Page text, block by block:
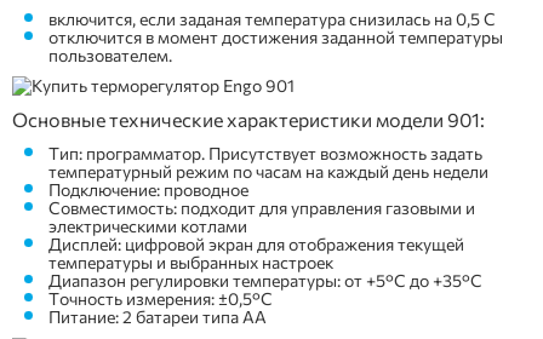
включится, если заданая температура снизилась на 0,5 С
отключится в момент достижения заданной температуры
пользователем.
Основные технические характеристики модели 901:
Тип: программатор. Присутствует возможность задать
температурный режим по часам на каждый день недели
Подключение: проводное
Совместимость: подходит для управления газовыми и
электрическими котлами
Дисплей: цифровой экран для отображения текущей
температуры и выбранных настроек
Диапазон регулировки температуры: от +5°C до +35°C
Точность измерения: ±0,5°C
Питание: 2 батареи типа АА